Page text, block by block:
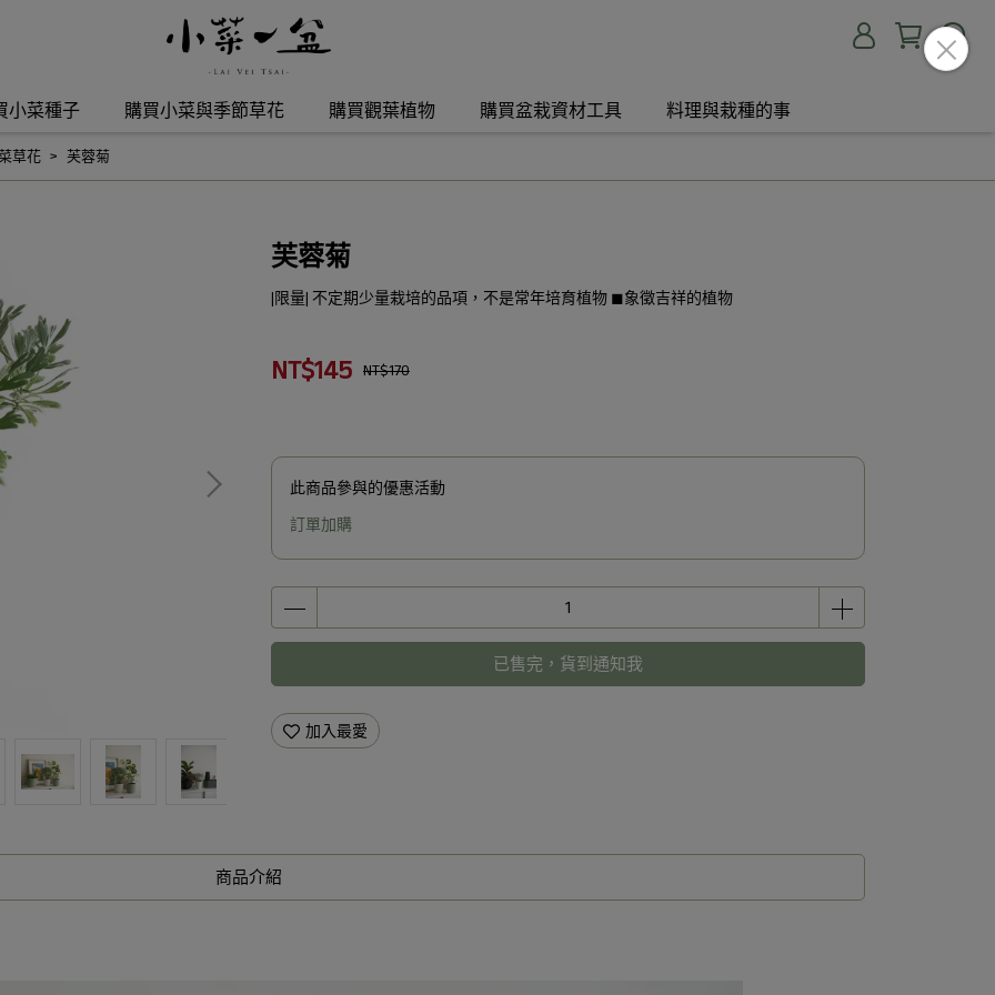
小菜種子 購買小菜與季節草花 購買觀葉植物 購買盆栽資材工具 料理與栽種的事
草花 芙蓉菊
芙蓉菊
|限量| 不定期少量栽培的品項，不是常年培育植物 ◼︎象徵吉祥的植物
NT$145 NT$170
此商品參與的優惠活動
訂單加購
已售完，貨到通知我
加入最愛
商品介紹